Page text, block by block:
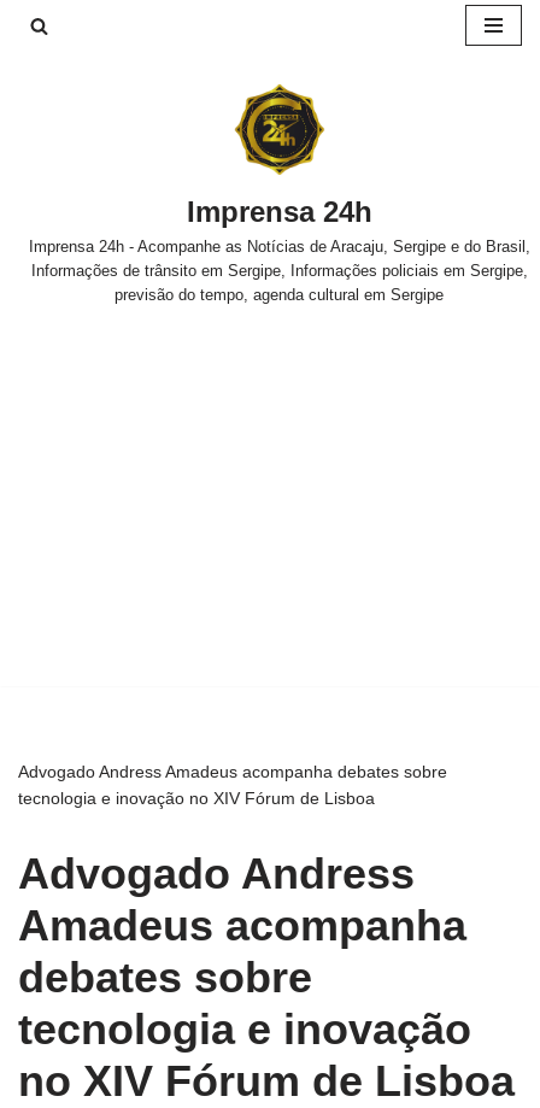
Imprensa 24h
Imprensa 24h - Acompanhe as Notícias de Aracaju, Sergipe e do Brasil,
Informações de trânsito em Sergipe, Informações policiais em Sergipe,
previsão do tempo, agenda cultural em Sergipe
Advogado Andress Amadeus acompanha debates sobre
tecnologia e inovação no XIV Fórum de Lisboa
Advogado Andress
Amadeus acompanha
debates sobre
tecnologia e inovação
no XIV Fórum de Lisboa